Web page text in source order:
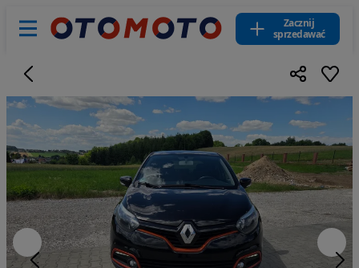
Zacznij
sprzedawać